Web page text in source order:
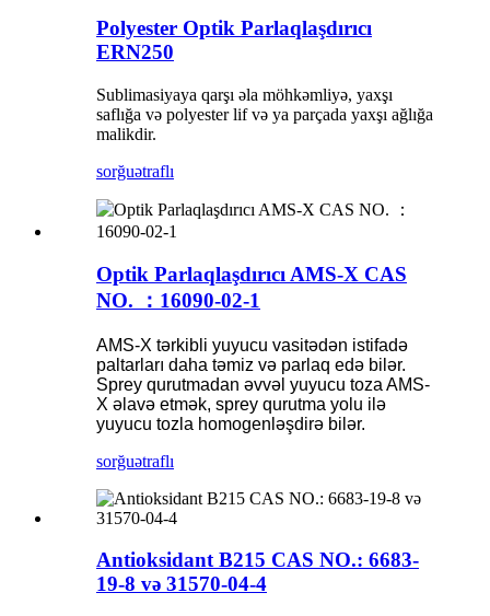
Polyester Optik Parlaqlaşdırıcı
ERN250
Sublimasiyaya qarşı əla möhkəmliyə, yaxşı
saflığa və polyester lif və ya parçada yaxşı ağlığa
malikdir.
sorğuətraflı
Optik Parlaqlaşdırıcı AMS-X CAS
NO. ：16090-02-1
AMS-X tərkibli yuyucu vasitədən istifadə
paltarları daha təmiz və parlaq edə bilər.
Sprey qurutmadan əvvəl yuyucu toza AMS-
X əlavə etmək, sprey qurutma yolu ilə
yuyucu tozla homogenləşdirə bilər.
sorğuətraflı
Antioksidant B215 CAS NO.: 6683-
19-8 və 31570-04-4